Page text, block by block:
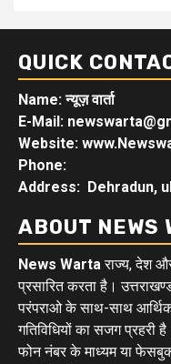
QUICK
Name: न्यूज़ वार्ता
E-Mail:
Website:
Phone:
Address: Dehradun,
ABOUT NEWS
News Wartaराज्य, देश
प्रसारित करता है।
परंपराओ के साथ-साथ
गतिविधियों का सजग प्रहरी
फोन नंबर के माध्यम या